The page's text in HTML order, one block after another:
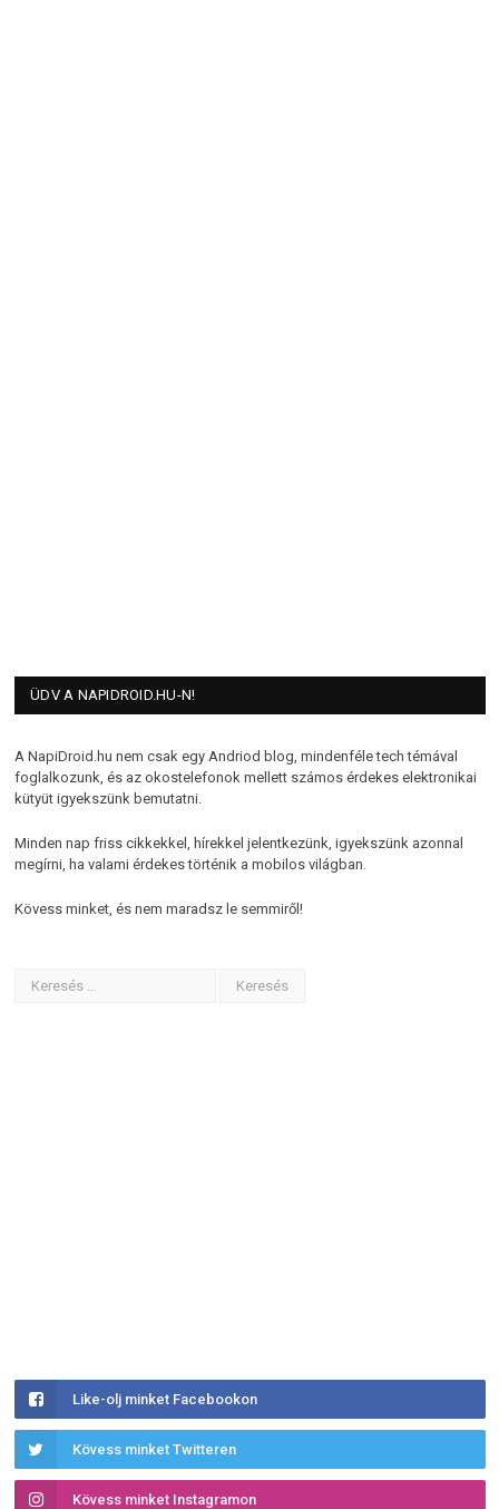
ÜDV A NAPIDROID.HU-N!
A NapiDroid.hu nem csak egy Andriod blog, mindenféle tech témával
foglalkozunk, és az okostelefonok mellett számos érdekes elektronikai
kütyüt igyekszünk bemutatni.
Minden nap friss cikkekkel, hírekkel jelentkezünk, igyekszünk azonnal
megírni, ha valami érdekes történik a mobilos világban.
Kövess minket, és nem maradsz le semmiről!
Like-olj minket Facebookon
Kövess minket Twitteren
Kövess minket Instagramon